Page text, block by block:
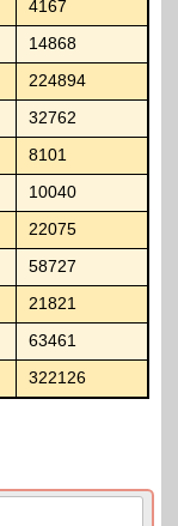
4167
14868
224894
32762
8101
10040
22075
58727
21821
63461
322126